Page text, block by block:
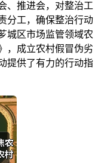
、推进会，对整治工
分工，确保整治行动
城区市场监管领域农
，成立农村假冒伪劣
提供了有力的行动指